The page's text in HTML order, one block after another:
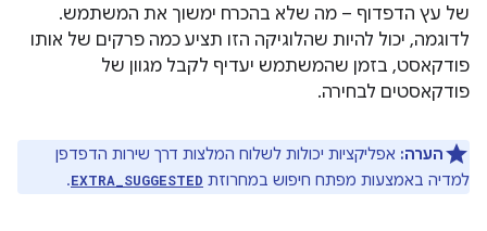
של עץ הדפדוף – מה שלא בהכרח ימשוך את המשתמש.
לדוגמה, יכול להיות שהלוגיקה הזו תציע כמה פרקים של אותו
פודקאסט, בזמן שהמשתמש יעדיף לקבל מגוון של
פודקאסטים לבחירה.
הערה: אפליקציות יכולות לשלוח המלצות דרך שירות הדפדפן
למדיה באמצעות מפתח חיפוש במחרוזת EXTRA_SUGGESTED
.